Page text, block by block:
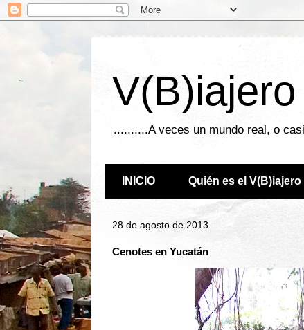
..........A veces un mundo real, o
INICIO Quién es el
28 de agosto de 2013
Cenotes en Yucatán